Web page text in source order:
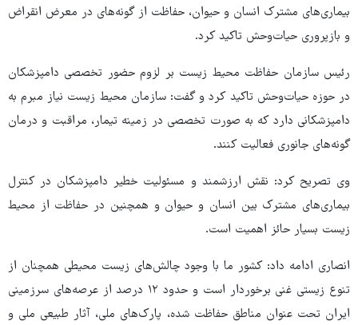
بیماری‌های مشترک انسان و حیوان، حفاظت از گونه‌های در معرض انقراض
و بازپروری حیات‌وحش تاکید کرد.
رئیس سازمان حفاظت محیط زیست بر لزوم حضور تخصصی دامپزشکان
در حوزه حیات‌وحش تاکید کرد و گفت: سازمان محیط زیست نیاز مبرم به
دامپزشکانی دارد که به‌ صورت تخصصی در زمینه تیمار، مراقبت و درمان
گونه‌های جانوری فعالیت کنند.
وی تصریح کرد: نقش ارزشمند و مسئولیت خطیر دامپزشکان در کنترل
بیماری‌های مشترک بین انسان و حیوان و همچنین در حفاظت از محیط
زیست بسیار حائز اهمیت است.
انصاری ادامه داد: کشور ما با وجود چالش‌های زیست‌ محیطی همچنان از
تنوع زیستی غنی برخوردار است و حدود ۱۲ درصد از عرصه‌های سرزمینی
ایران تحت عنوان مناطق حفاظت‌ شده، پارک‌های ملی، آثار طبیعی ملی و